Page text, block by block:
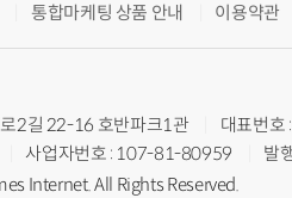
통합마케팅 상품 안내 이용약관
2길 22-16 호반파크1관
대표번
사업자번호 : 107-81-80959
발
Internet. All Rights Reserved.